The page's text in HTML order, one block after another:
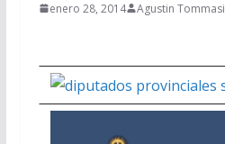
enero 28, 2014 Agustin Tommasi